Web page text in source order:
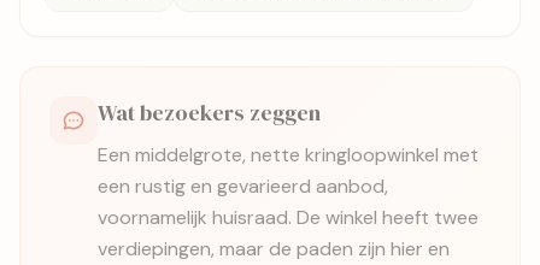
Wat bezoekers zeggen
Een middelgrote, nette kringloopwinkel met
een rustig en gevarieerd aanbod,
voornamelijk huisraad. De winkel heeft twee
verdiepingen, maar de paden zijn hier en